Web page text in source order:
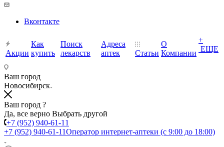
Вконтакте
Акции
Как
купить
Поиск
лекарств
Адреса
аптек
Статьи
О
Компании
+
ЕЩЕ
Ваш город
Новосибирск
Ваш город ?
Да, все верно Выбрать другой
+7 (952) 940-61-11
+7 (952) 940-61-11Оператор интернет-аптеки (с 9:00 до 18:00)